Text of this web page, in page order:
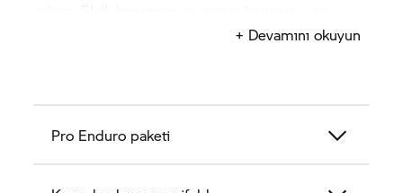
önemli parçaları korumak için göreve hazır.
+ Devamını okuyun
Pro Enduro paketi